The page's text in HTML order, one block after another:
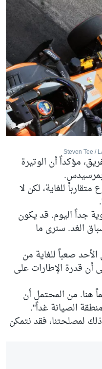
مؤكداً أن الوتيرة
للغاية، لكن لا
جداً اليوم. قد يكون
الغد. سنرى ما
صعباً للغاية من
أن قدرة الإطارات على
هنا. من المحتمل أن
الصيانة غداً".
لمصلحتنا، فقد نتمكن